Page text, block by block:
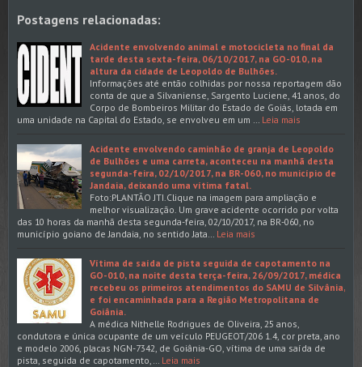
Postagens relacionadas:
Acidente envolvendo animal e motocicleta no final da
tarde desta sexta-feira, 06/10/2017, na GO-010, na
altura da cidade de Leopoldo de Bulhões.
Informações até então colhidas por nossa reportagem dão
conta de que a Silvaniense, Sargento Luciene, 41 anos, do
Corpo de Bombeiros Militar do Estado de Goiás, lotada em
uma unidade na Capital do Estado, se envolveu em um …
Leia mais
Acidente envolvendo caminhão de granja de Leopoldo
de Bulhões e uma carreta, aconteceu na manhã desta
segunda-feira, 02/10/2017, na BR-060, no município de
Jandaia, deixando uma vítima fatal.
Foto:PLANTÃO JTI.Clique na imagem para ampliação e
melhor visualização. Um grave acidente ocorrido por volta
das 10 horas da manhã desta segunda-feira, 02/10/2017, na BR-060, no
município goiano de Jandaia, no sentido Jata…
Leia mais
Vítima de saída de pista seguida de capotamento na
GO-010, na noite desta terça-feira, 26/09/2017, médica
recebeu os primeiros atendimentos do SAMU de Silvânia,
e foi encaminhada para a Região Metropolitana de
Goiânia.
A médica Nithelle Rodrigues de Oliveira, 25 anos,
condutora e única ocupante de um veículo PEUGEOT/206 1.4, cor preta, ano
e modelo 2006, placas NGN-7342, de Goiânia-GO, vítima de uma saída de
pista, seguida de capotamento,…
Leia mais